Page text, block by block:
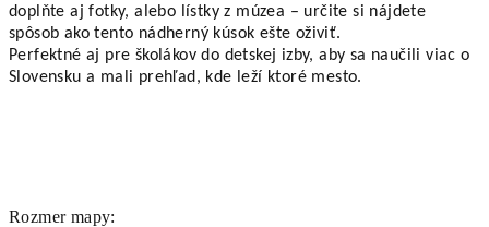
doplňte aj fotky, alebo lístky z múzea – určite si nájdete
spôsob ako tento nádherný kúsok ešte oživiť.
Perfektné aj pre školákov do detskej izby, aby sa naučili viac o
Slovensku a mali prehľad, kde leží ktoré mesto.
Rozmer mapy:
O